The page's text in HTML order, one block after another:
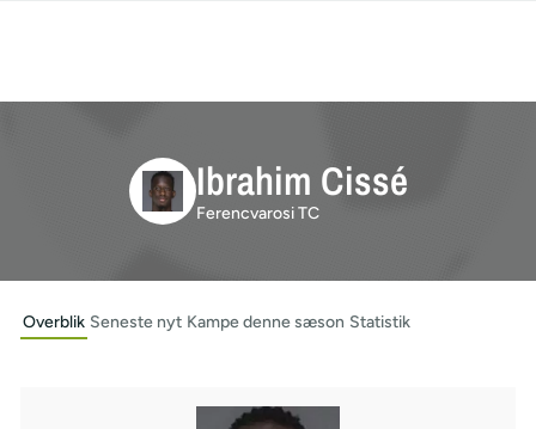
Ibrahim Cissé
Ferencvarosi TC
Overblik Seneste nyt Kampe denne sæson Statistik